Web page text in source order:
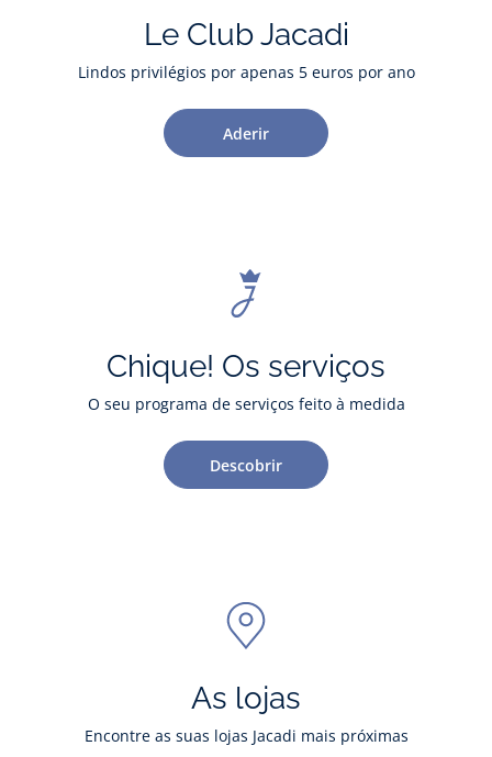
Le Club Jacadi
Lindos privilégios por apenas 5 euros por ano
Aderir
Chique! Os serviços
O seu programa de serviços feito à medida
Descobrir
As lojas
Encontre as suas lojas Jacadi mais próximas